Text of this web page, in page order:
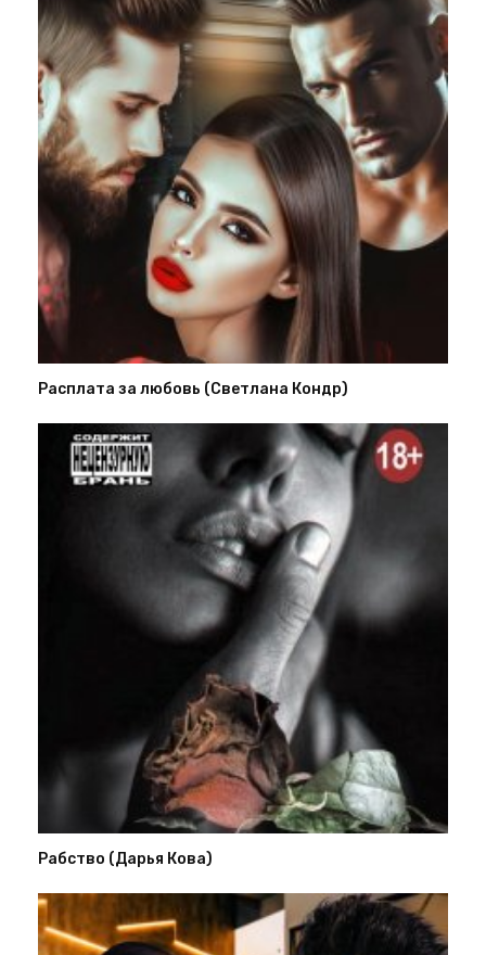
Расплата за любовь (Светлана Кондр)
Рабство (Дарья Кова)